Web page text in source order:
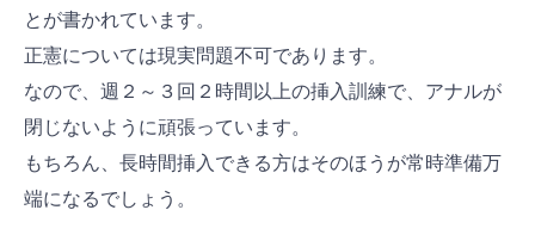
とが書かれています。
正憲については現実問題不可であります。
なので、週２～３回２時間以上の挿入訓練で、アナルが
閉じないように頑張っています。
もちろん、長時間挿入できる方はそのほうが常時準備万
端になるでしょう。